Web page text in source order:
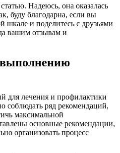
Надеюсь, она оказалась
буду благодарна, если вы
шкале и поделитесь с друзьями
вашим отзывам и
для лечения и профилактики
соблюдать ряд рекомендаций,
максимальной
основные рекомендации,
организовать процесс